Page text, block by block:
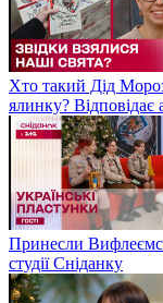
Хто такий Дід
ялинку?
Принесли
студії Сніданку